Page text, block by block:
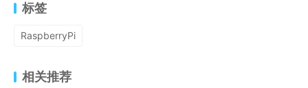
标签
RaspberryPi
相关推荐